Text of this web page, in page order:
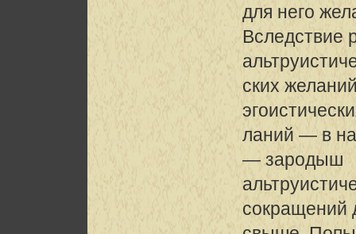
для него
Вследствие
ских
ланий — в
— зародыш
сокращений